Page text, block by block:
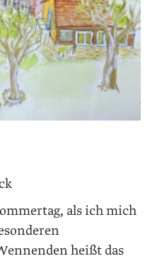
als ich mich
heißt das